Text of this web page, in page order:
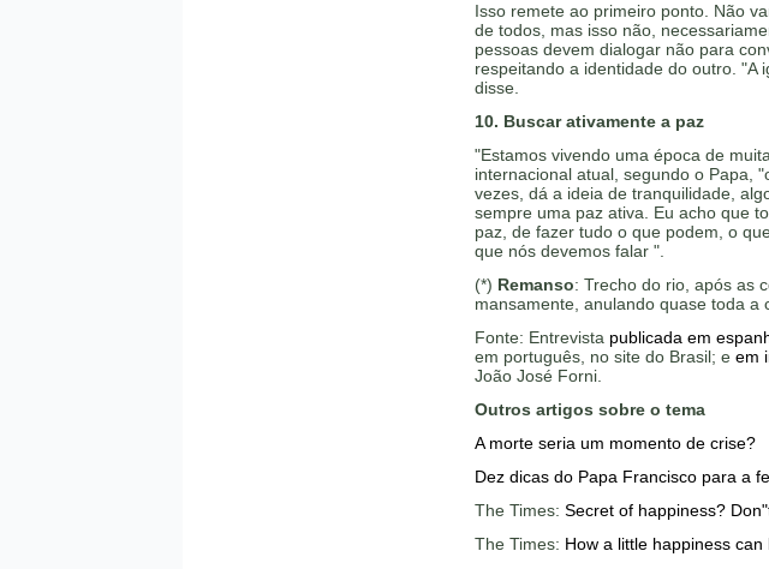
Isso remete ao primeiro ponto. Não
de todos, mas isso não,
pessoas devem dialogar não para
respeitando a identidade do outro. "A
disse.
10. Buscar ativamente a paz
"Estamos vivendo uma época de
internacional atual, segundo o Papa,
vezes, dá a ideia de tranquilidade,
sempre uma paz ativa. Eu acho que
paz, de fazer tudo o que podem, o
que nós devemos falar ".
(*) Remanso: Trecho do rio, após as
mansamente, anulando quase toda a
Fonte: Entrevista publicada em
em português, no site do Brasil; e em
João José Forni.
Outros artigos sobre o tema
A morte seria um momento de crise?
Dez dicas do Papa Francisco para a
The Times: Secret of happiness?
The Times: How a little happiness